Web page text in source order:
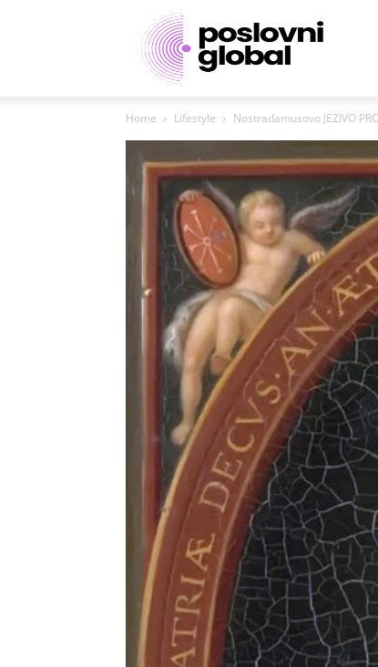
Poslovni
portal
Home Lifestyle Nostradamusovo JEZIVO